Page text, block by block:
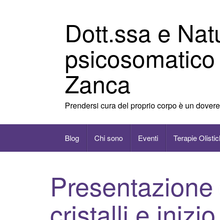
Dott.ssa e
Zanca
Prendersi cura del proprio corpo è un dovere
Blog Chi sono Eventi Terapie